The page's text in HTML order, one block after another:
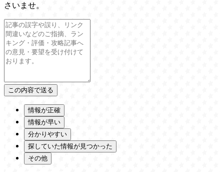
さいませ。
情報が正確
情報が早い
分かりやすい
探していた情報が見つかった
その他